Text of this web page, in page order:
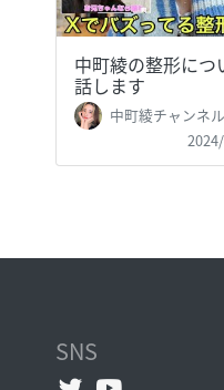
中町綾の整形につ
話します
中町綾チャンネル
SNS